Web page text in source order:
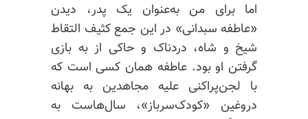
اما برای من به‌عنوان یک پدر، دیدن
«عاطفه سبدانی» در این جمع کثیف التقاط
شیخ و شاه، دردناک و حاکی از به بازی
گرفتن او بود. عاطفه همان کسی است که
با لجن‌پراکنی علیه مجاهدین به بهانه
دروغین «کودک‌سرباز»، سال‌هاست به